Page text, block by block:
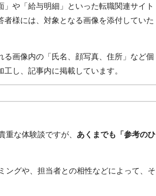
や「給与明細」といった転職関連サイト
様には、対象となる画像を添付していた
画像内の「氏名、顔写真、住所」など個
し、記事内に掲載しています。
重な体験談ですが、 あくまでも「参考のひ
ングや、担当者との相性などによって、そ